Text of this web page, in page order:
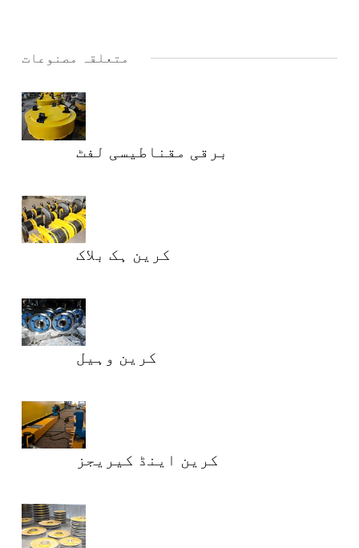
متعلقہ مصنوعات
برقی مقناطیسی لفٹ
کرین ہک بلاک
کرین وہیل
کرین اینڈ کیریجز